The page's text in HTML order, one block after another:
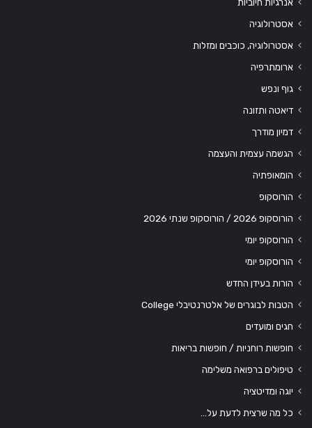
אסטרולוגיה
אסטרולוגיה, כוכבים ומזלות
ארומתרפיה
גוף ונפש
דיאטה ותזונה
דמיון מודרך
הגשמה עצמית והעצמה
הומאופתיה
הורוסקופ
הורוסקופ 2026 / הורוסקופ שנתי 2026
הורוסקופ יומי
הורוסקופ יומי
הורות בעידן החדש
הטבות לבוגרים של אלטרנטיבלי College
חגים ומועדים
חופשות רוחניות / חופשות בריאות
טיפולים ברפואה משלימה
יוגה ומדיטציה
כל מה שרצית לדעת על…